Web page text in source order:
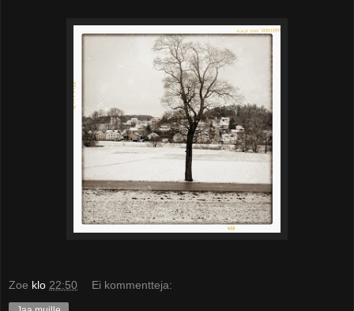
Zoe klo 22:50 Ei kommentteja: